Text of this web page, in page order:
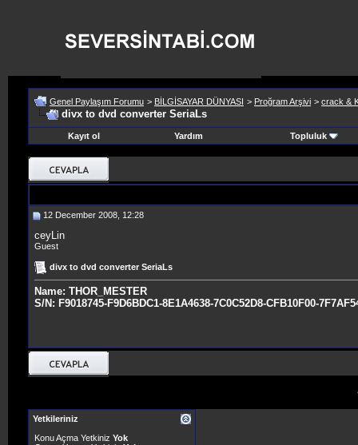
Genel Paylaşım Forumu > BİLGİSAYAR DÜNYASI > Proğram Arşivi > crack &
divx to dvd converter SeriaLs
Kayıt ol Yardım Topluluk
12 December 2008, 12:28
ceyLin
Guest
divx to dvd converter SeriaLs
Name: THOR_MESTER
S/N: F9018745-F9D6BDC1-8E1A4638-7C0C52D8-CFB10F00-
Yetkileriniz
Konu Açma Yetkiniz Yok